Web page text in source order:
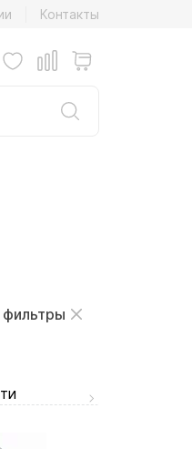
Контакты
фильтры